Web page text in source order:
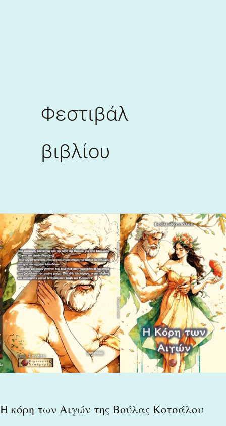
Φεστιβάλ
βιβλίου
H κόρη των Αιγών της Βούλας Κοτσάλου
H
κόρη
των
Αιγών
της
Βούλας
Κοτσάλου